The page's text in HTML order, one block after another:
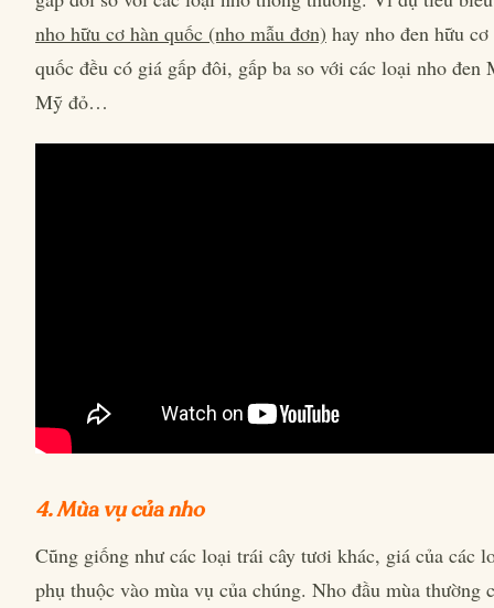
nho hữu cơ hàn quốc (nho mẫu đơn) hay nho đen hữu
quốc đều có giá gấp đôi, gấp ba so với các loại nho đen
Mỹ đỏ…
4. Mùa vụ của nho
Cũng giống như các loại trái cây tươi khác, giá của các
phụ thuộc vào mùa vụ của chúng. Nho đầu mùa thường